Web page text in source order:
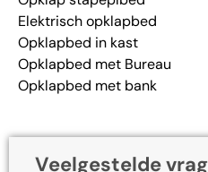
Opklap stapeplbed
Elektrisch opklapbed
Opklapbed in kast
Opklapbed met Bureau